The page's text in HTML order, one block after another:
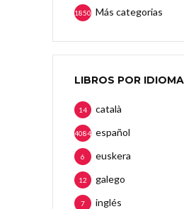
Más categorias
1850
LIBROS POR
català
14
español
4084
euskera
6
galego
12
inglés
7